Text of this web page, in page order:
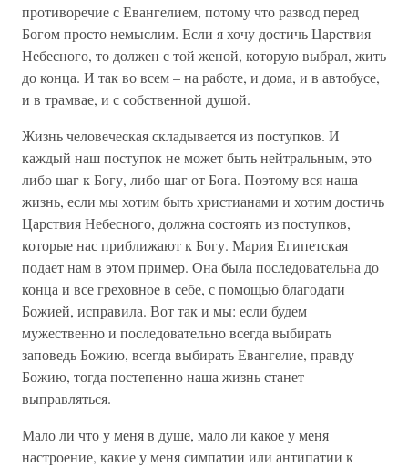
противоречие с Евангелием, потому что развод перед
Богом просто немыслим. Если я хочу достичь Царствия
Небесного, то должен с той женой, которую выбрал, жить
до конца. И так во всем – на работе, и дома, и в автобусе,
и в трамвае, и с собственной душой.
Жизнь человеческая складывается из поступков. И
каждый наш поступок не может быть нейтральным, это
либо шаг к Богу, либо шаг от Бога. Поэтому вся наша
жизнь, если мы хотим быть христианами и хотим достичь
Царствия Небесного, должна состоять из поступков,
которые нас приближают к Богу. Мария Египетская
подает нам в этом пример. Она была последовательна до
конца и все греховное в себе, с помощью благодати
Божией, исправила. Вот так и мы: если будем
мужественно и последовательно всегда выбирать
заповедь Божию, всегда выбирать Евангелие, правду
Божию, тогда постепенно наша жизнь станет
выправляться.
Мало ли что у меня в душе, мало ли какое у меня
настроение, какие у меня симпатии или антипатии к